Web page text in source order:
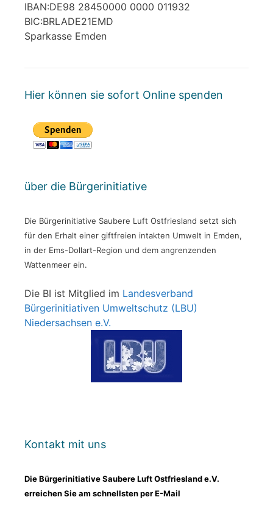
IBAN:DE98 28450000 0000 011932
BIC:BRLADE21EMD
Sparkasse Emden
Hier können sie sofort Online spenden
über die Bürgerinitiative
Die Bürgerinitiative Saubere Luft Ostfriesland setzt sich
für den Erhalt einer giftfreien intakten Umwelt in Emden,
in der Ems-Dollart-Region und dem angrenzenden
Wattenmeer ein.
Die BI ist Mitglied im Landesverband
Bürgerinitiativen Umweltschutz (LBU)
Niedersachsen e.V.
Kontakt mit uns
Die Bürgerinitiative Saubere Luft Ostfriesland e.V.
erreichen Sie am schnellsten per E-Mail